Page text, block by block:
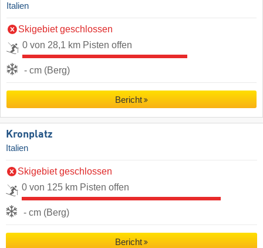
Italien
Skigebiet geschlossen
0 von 28,1 km Pisten offen
- cm (Berg)
Bericht
Kronplatz
Italien
Skigebiet geschlossen
0 von 125 km Pisten offen
- cm (Berg)
Bericht